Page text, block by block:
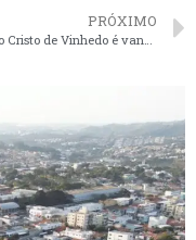
PRÓXIMO
Portal do Cristo de Vinhedo é vandalizado um dia antes de ser reinaugurado